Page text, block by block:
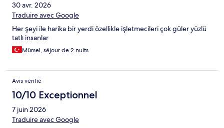
30 avr. 2026
Traduire avec Google
Her şeyi ile harika bir yerdi özellikle işletmecileri çok güler yüzlü
tatlı insanlar
Mürsel, séjour de 2 nuits
Avis vérifié
10/10 Exceptionnel
7 juin 2026
Traduire avec Google